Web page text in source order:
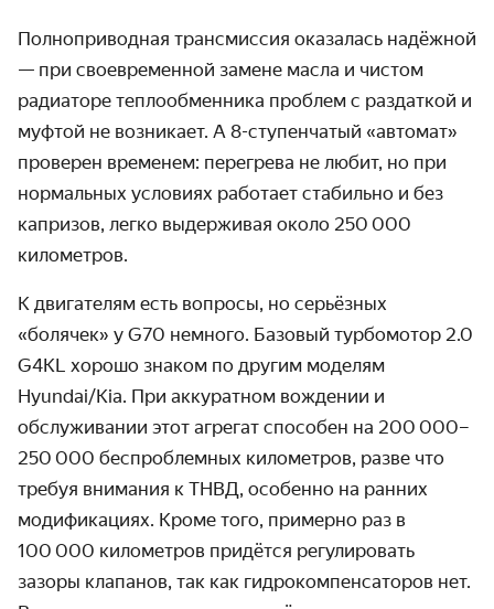
Полноприводная трансмиссия оказалась надёжной
— при своевременной замене масла и чистом
радиаторе теплообменника проблем с раздаткой и
муфтой не возникает. А 8-ступенчатый «автомат»
проверен временем: перегрева не любит, но при
нормальных условиях работает стабильно и без
капризов, легко выдерживая около 250 000
километров.
К двигателям есть вопросы, но серьёзных
«болячек» у G70 немного. Базовый турбомотор 2.0
G4KL хорошо знаком по другим моделям
Hyundai/Kia. При аккуратном вождении и
обслуживании этот агрегат способен на 200 000–
250 000 беспроблемных километров, разве что
требуя внимания к ТНВД, особенно на ранних
модификациях. Кроме того, примерно раз в
100 000 километров придётся регулировать
зазоры клапанов, так как гидрокомпенсаторов нет.